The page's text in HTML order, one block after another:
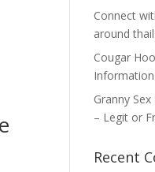
Connect
around
Cougar
Granny
– Legit or
Recent